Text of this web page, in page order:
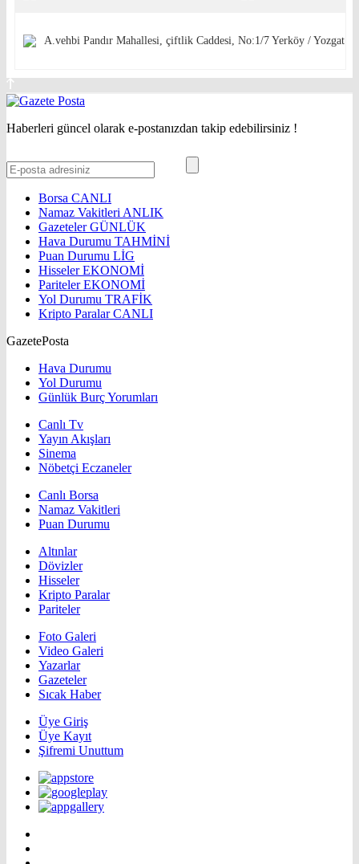
A.vehbi Pandır Mahallesi, çiftlik Caddesi, No:1/7 Yerköy / Yozgat
Haberleri güncel olarak e-postanızdan takip edebilirsiniz !
Borsa CANLI
Namaz Vakitleri ANLIK
GazetelerGÜNLÜK
Hava Durumu TAHMİNİ
Puan Durumu LİG
HisselerEKONOMİ
ParitelerEKONOMİ
Yol Durumu TRAFİK
Kripto ParalarCANLI
GazetePosta
Hava Durumu
Yol Durumu
Günlük Burç Yorumları
Canlı Tv
Yayın Akışları
Sinema
Nöbetçi Eczaneler
Canlı Borsa
Namaz Vakitleri
Puan Durumu
Altınlar
Dövizler
Hisseler
Kripto Paralar
Pariteler
Foto Galeri
Video Galeri
Yazarlar
Gazeteler
Sıcak Haber
Üye Giriş
Üye Kayıt
Şifremi Unuttum